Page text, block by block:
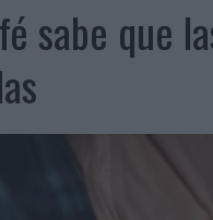
|
MG SPIRIT RELANZA SU MARCA CON
| PATRÓN CONVIERTE EL NUEVO
EL VERANO PONE A PRUEBA LA
CUANDO SE APAGUE EL SOL, EL
sabe que